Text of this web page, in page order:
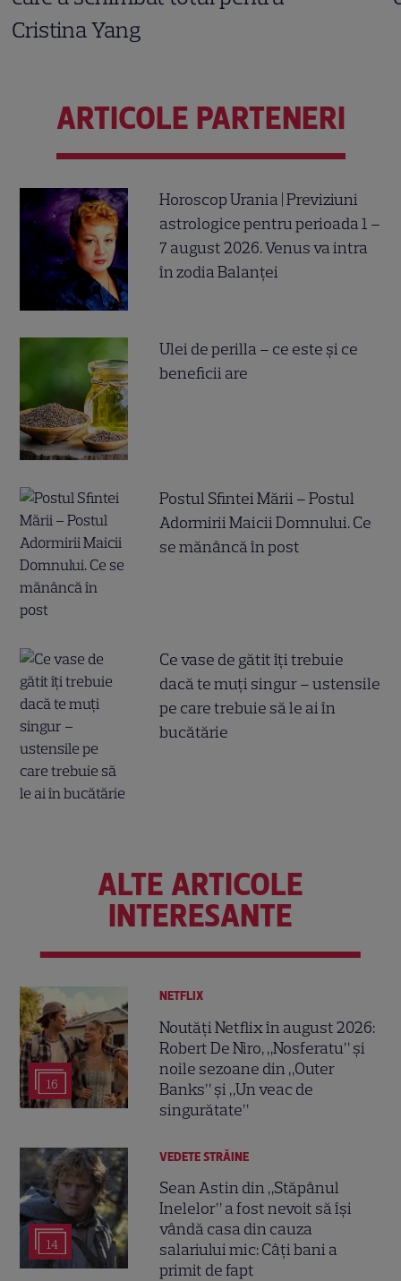
Cristina Yang
ARTICOLE PARTENERI
Horoscop Urania | Previziuni
astrologice pentru perioada 1 –
7 august 2026. Venus va intra
în zodia Balanței
Ulei de perilla – ce este și ce
beneficii are
Postul Sfintei Mării – Postul
Adormirii Maicii Domnului. Ce
se mănâncă în post
Ce vase de gătit îți trebuie
dacă te muți singur – ustensile
pe care trebuie să le ai în
bucătărie
ALTE ARTICOLE
INTERESANTE
16
NETFLIX
Noutăți Netflix în august 2026:
Robert De Niro, „Nosferatu” și
noile sezoane din „Outer
Banks” și „Un veac de
singurătate”
14
VEDETE STRĂINE
Sean Astin din „Stăpânul
Inelelor” a fost nevoit să își
vândă casa din cauza
salariului mic: Câți bani a
primit de fapt